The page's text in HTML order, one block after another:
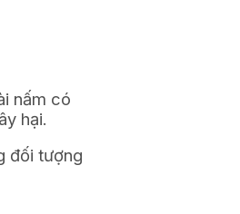
nấm có
hại.
đối tượng